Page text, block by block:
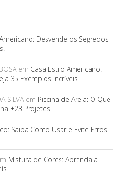
Desvende os Segredos
em Casa Estilo Americano:
35 Exemplos Incríveis!
SILVAem Piscina de Areia: O Que
+23 Projetos
Saiba Como Usar e Evite Erros
Mistura de Cores: Aprenda a